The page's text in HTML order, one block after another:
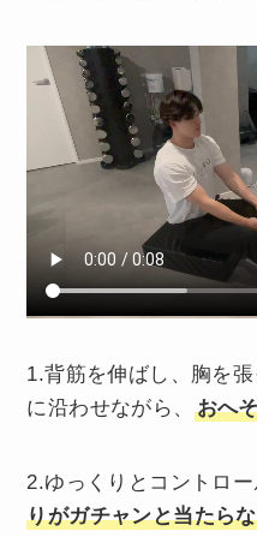
1.背筋を伸ばし、胸を
に沿わせながら、
おへ
2.ゆっくりとコントロー
りがガチャンと当たら